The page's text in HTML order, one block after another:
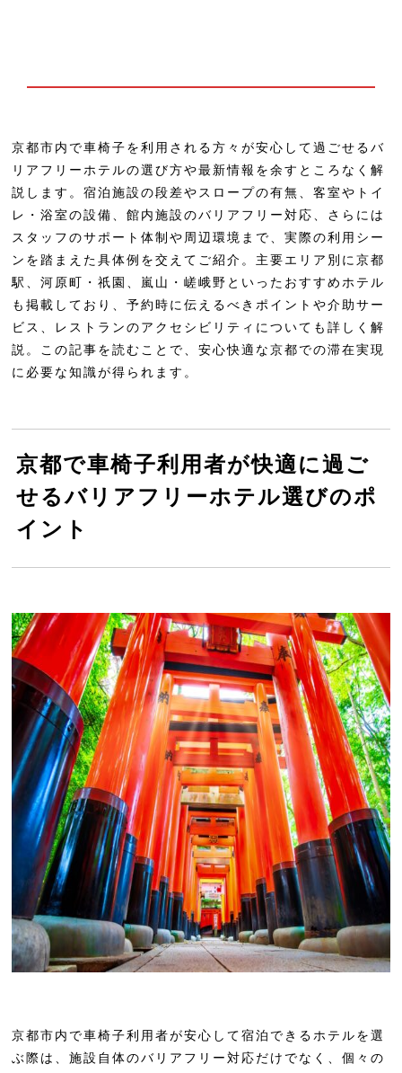
アーバンホテル京都二条プレミアム
プリンス スマート イン 京都三条
HOTEL ARU KYOTO＜ホテルアル京都
＞三条木屋町通り
ソラリア西鉄ホテル京都プレミア 三条
鴨川
ザ・セレクトン京都堀川三条
ANAクラウンプラザホテル京都
東横INN京都四条大宮
京都の旅館 金波樓
三井ガーデンホテル京都三条プレミア
ザ ロイヤルパークホテル アイコニック
静鉄ホテルプレジオ 京都烏丸御池
insomnia KYOTO OIKE＜インソムニ
ア京都御池＞
hotel MONday 京都丸太町
hotel MONday 京都烏丸二条
ヴィアイン京都四条室町
ホテルインターゲート京都 四条新町
ヒルトン京都
松井本館
ホテル本能寺
ザ エディスターホテル京都二条 Comic
&Books
があるホテル・旅館一覧
ダブルツリーbyヒルトン京都東山
京都市内で車椅子を利用される方々が安心して過ごせるバ
リアフリーホテルの選び方や最新情報を余すところなく解
説します。宿泊施設の段差やスロープの有無、客室やトイ
レ・浴室の設備、館内施設のバリアフリー対応、さらには
スタッフのサポート体制や周辺環境まで、実際の利用シー
ンを踏まえた具体例を交えてご紹介。主要エリア別に京都
駅、河原町・祇園、嵐山・嵯峨野といったおすすめホテル
も掲載しており、予約時に伝えるべきポイントや介助サー
ビス、レストランのアクセシビリティについても詳しく解
説。この記事を読むことで、安心快適な京都での滞在実現
に必要な知識が得られます。
京都で車椅子利用者が快適に過ご
せるバリアフリーホテル選びのポ
イント
京都市内で車椅子利用者が安心して宿泊できるホテルを選
ぶ際は、施設自体のバリアフリー対応だけでなく、個々の